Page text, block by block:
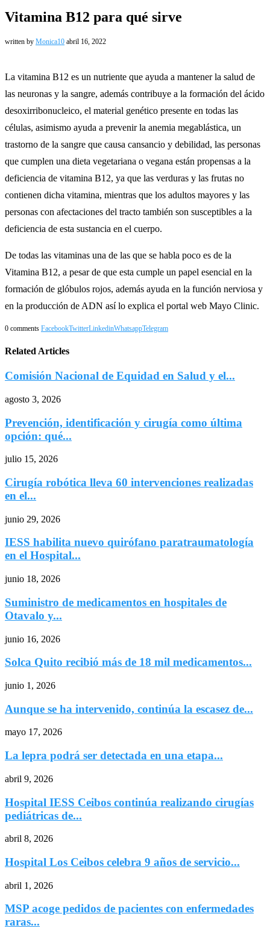
Vitamina B12 para qué sirve
written by Monica10 abril 16, 2022
La vitamina B12 es un nutriente que ayuda a mantener la salud de
las neuronas y la sangre, además contribuye a la formación del ácido
desoxirribonucleico, el material genético presente en todas las
células, asimismo ayuda a prevenir la anemia megablástica, un
trastorno de la sangre que causa cansancio y debilidad, las personas
que cumplen una dieta vegetariana o vegana están propensas a la
deficiencia de vitamina B12, ya que las verduras y las frutas no
contienen dicha vitamina, mientras que los adultos mayores y las
personas con afectaciones del tracto también son susceptibles a la
deficiencia de esta sustancia en el cuerpo.
De todas las vitaminas una de las que se habla poco es de la
Vitamina B12, a pesar de que esta cumple un papel esencial en la
formación de glóbulos rojos, además ayuda en la función nerviosa y
en la producción de ADN así lo explica el portal web Mayo Clinic.
0 comments FacebookTwitterLinkedinWhatsappTelegram
Related Articles
Comisión Nacional de Equidad en Salud y el...
agosto 3, 2026
Prevención, identificación y cirugía como última
opción: qué...
julio 15, 2026
Cirugía robótica lleva 60 intervenciones realizadas
en el...
junio 29, 2026
IESS habilita nuevo quirófano paratraumatología
en el Hospital...
junio 18, 2026
Suministro de medicamentos en hospitales de
Otavalo y...
junio 16, 2026
Solca Quito recibió más de 18 mil medicamentos...
junio 1, 2026
Aunque se ha intervenido, continúa la escasez de...
mayo 17, 2026
La lepra podrá ser detectada en una etapa...
abril 9, 2026
Hospital IESS Ceibos continúa realizando cirugías
pediátricas de...
abril 8, 2026
Hospital Los Ceibos celebra 9 años de servicio...
abril 1, 2026
MSP acoge pedidos de pacientes con enfermedades
raras...